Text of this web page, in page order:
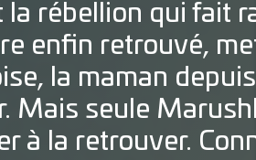
la rébellion qui fait
enfin retrouvé,
la maman
Mais seule
à la retrouver.